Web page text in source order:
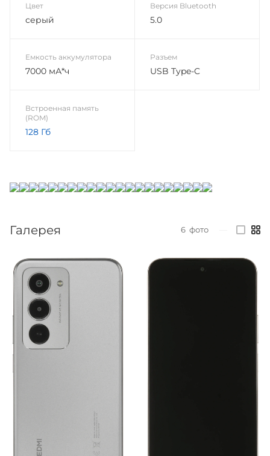
Цвет
серый
Версия Bluetooth
5.0
Емкость аккумулятора
7000 мА*ч
Разъем
USB Type-C
Встроенная память
(ROM)
128 Гб
Галерея 6 фото